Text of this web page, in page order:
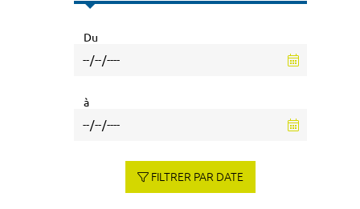
Du
à
FILTRER PAR DATE